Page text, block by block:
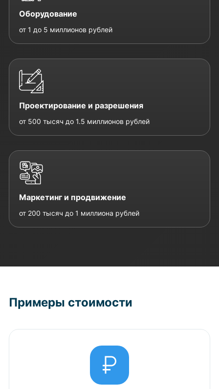
Оборудование
от 1 до 5 миллионов рублей
Проектирование и разрешения
от 500 тысяч до 1.5 миллионов рублей
Маркетинг и продвижение
от 200 тысяч до 1 миллиона рублей
Примеры стоимости